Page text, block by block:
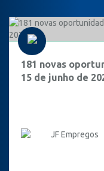
181 novas
15 de junho de
JF Empregos